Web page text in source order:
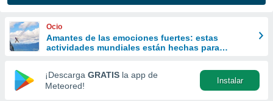
las
y
forma
digital
basada
Ocio
Amantes de las emociones fuertes: estas
actividades mundiales están hechas para
¡Descarga GRATIS la app de
Meteored!
Instalar